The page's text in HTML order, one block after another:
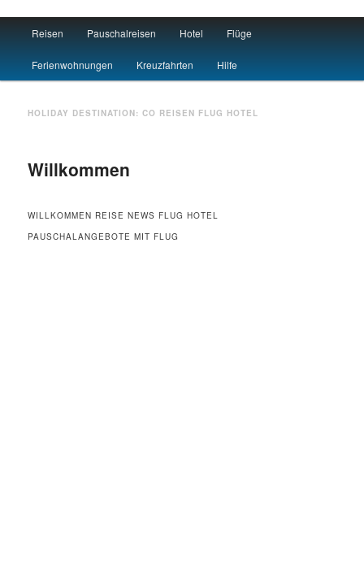
Travel : De
Skip to primary content
Skip to secondary content
Reisen Pauschalreisen Hotel Flüge
Ferienwohnungen Kreuzfahrten Hilfe
HOLIDAY DESTINATION:CO REISEN FLUG HOTEL
Willkommen
WILLKOMMEN REISE NEWS FLUG HOTEL
PAUSCHALANGEBOTE MIT FLUG